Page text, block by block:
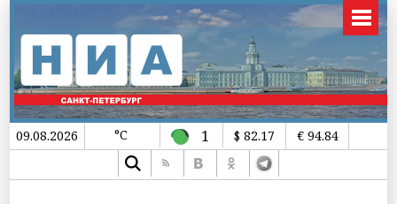
09.08.2026 °C 1 $ 82.17 € 94.84